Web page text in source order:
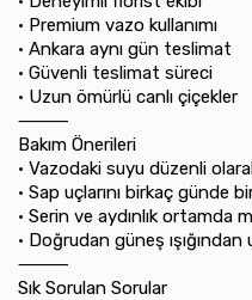
•⁠ ⁠Premium vazo kullanımı
•⁠ ⁠Ankara aynı gün teslimat
•⁠ ⁠Güvenli teslimat süreci
•⁠ ⁠Uzun ömürlü canlı çiçekler
⸻
Bakım Önerileri
•⁠ ⁠Vazodaki suyu düzenli
•⁠ ⁠Sap uçlarını birkaç günde
•⁠ ⁠Serin ve aydınlık ortamda
•⁠ ⁠Doğrudan güneş
⸻
Sık Sorulan Sorular